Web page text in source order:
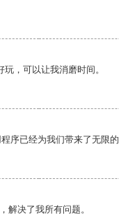
，可以让我消磨时间。
序已经为我们带来了无限的
解决了我所有问题。